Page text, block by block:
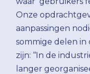
Onze
aanpassingen
sommige delen in
zijn: ‘‘In de
langer